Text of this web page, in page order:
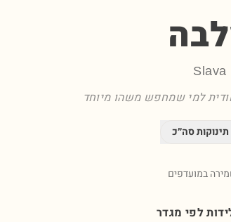
Slava
למי שמחפש משהו מיוחד
תינוקות סה״כ
במועדפים
לפי מגדר